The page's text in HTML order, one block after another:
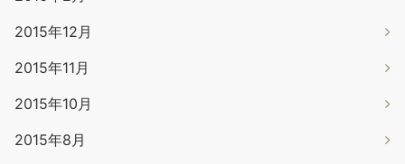
2015年12月
2015年11月
2015年10月
2015年8月